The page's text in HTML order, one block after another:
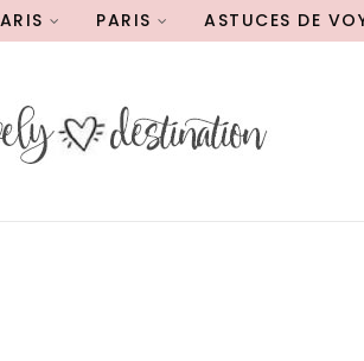
PARIS ASTUCES DE